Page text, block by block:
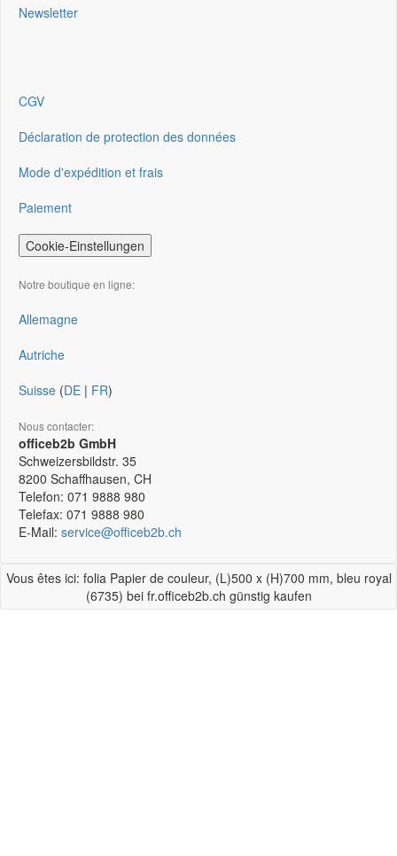
Newsletter
CGV
Déclaration de protection des données
Mode d'expédition et frais
Paiement
Cookie-Einstellungen
Notre boutique en ligne:
Allemagne
Autriche
Suisse (DE | FR)
Nous contacter:
officeb2b GmbH
Schweizersbildstr. 35
8200 Schaffhausen, CH
Telefon: 071 9888 980
Telefax: 071 9888 980
E-Mail: service@officeb2b.ch
Vous êtes ici: folia Papier de couleur, (L)500 x (H)700 mm, bleu royal
(6735) bei fr.officeb2b.ch günstig kaufen